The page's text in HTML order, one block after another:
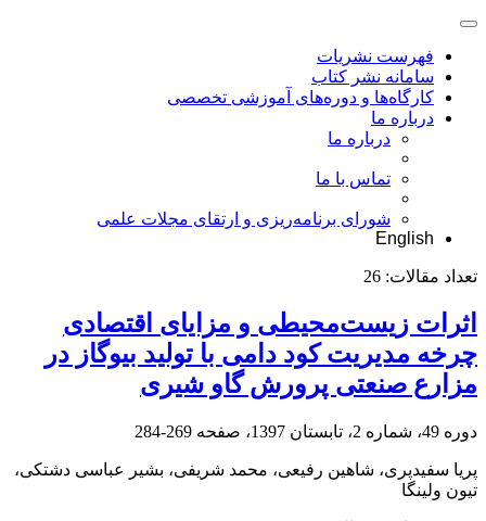
فهرست نشریات
سامانه نشر کتاب
کارگاه‌ها و دوره‌های آموزشی تخصصی
درباره ما
درباره ما
تماس با ما
شورای برنامه‌ریزی و ارتقای مجلات علمی
English
تعداد مقالات: 26
اثرات زیست‌محیطی و مزایای اقتصادی
چرخه مدیریت کود دامی با تولید بیوگاز در
مزارع صنعتی پرورش گاو شیری
دوره 49، شماره 2، تابستان 1397، صفحه 269-284
پریا سفیدپری، شاهین رفیعی، محمد شریفی، بشیر عباسی دشتکی،
تیون ولینگا